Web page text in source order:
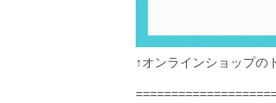
↑オンラインショップの